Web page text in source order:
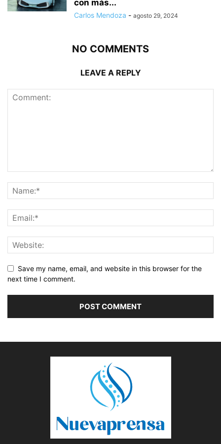
con más...
Carlos Mendoza - agosto 29, 2024
NO COMMENTS
LEAVE A REPLY
Save my name, email, and website in this browser for the
next time I comment.